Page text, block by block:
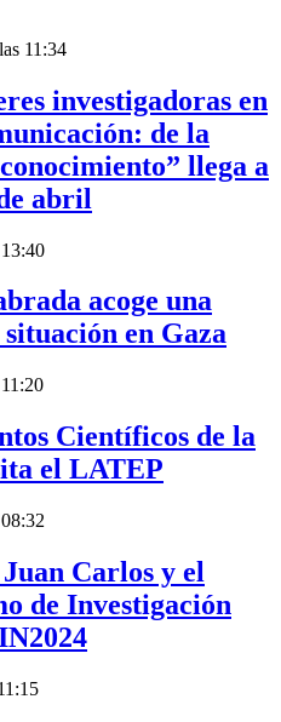
11:34
investigadoras en
de la
llega a
abril
acoge una
en Gaza
Científicos de la
el LATEP
Carlos y el
de Investigación